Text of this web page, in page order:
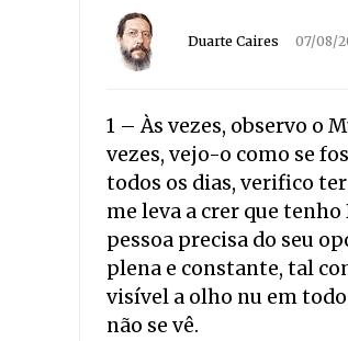
Duarte Caires 07/08/
1 – Às vezes, observo o
vezes, vejo-o como se
todos os dias, verifico
me leva a crer que
pessoa precisa do seu
plena e constante, tal
visível a olho nu em
não se vê.